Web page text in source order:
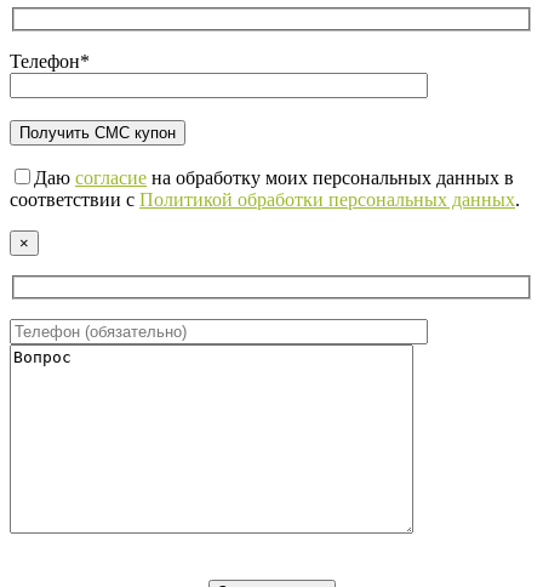
Телефон*
Даю согласие на обработку моих персональных данных в
соответствии с Политикой обработки персональных данных.
×